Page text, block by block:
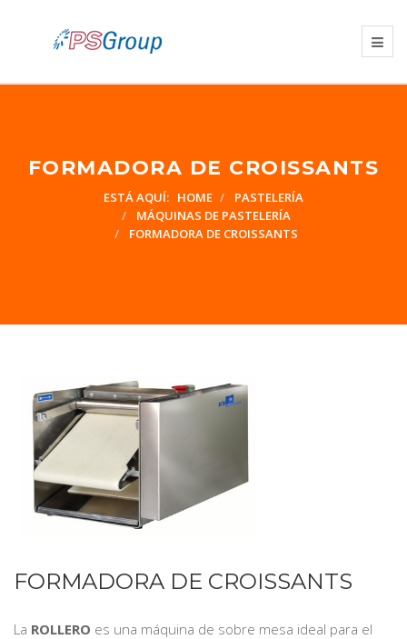
FORMADORA DE CROISSANTS
ESTÁ AQUÍ: HOME
PASTELERÍA
MÁQUINAS DE PASTELERÍA
FORMADORA DE CROISSANTS
FORMADORA DE CROISSANTS
La ROLLERO es una máquina de sobre mesa ideal para el